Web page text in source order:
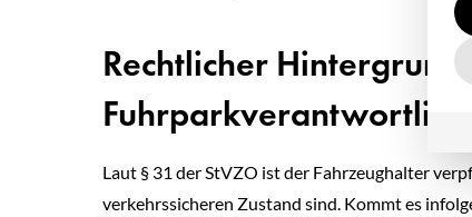
Rechtlicher Hintergrund:
Fuhrparkverantwortliche
Laut § 31 der StVZO ist der Fahrzeughalter
verkehrssicheren Zustand sind. Kommt es